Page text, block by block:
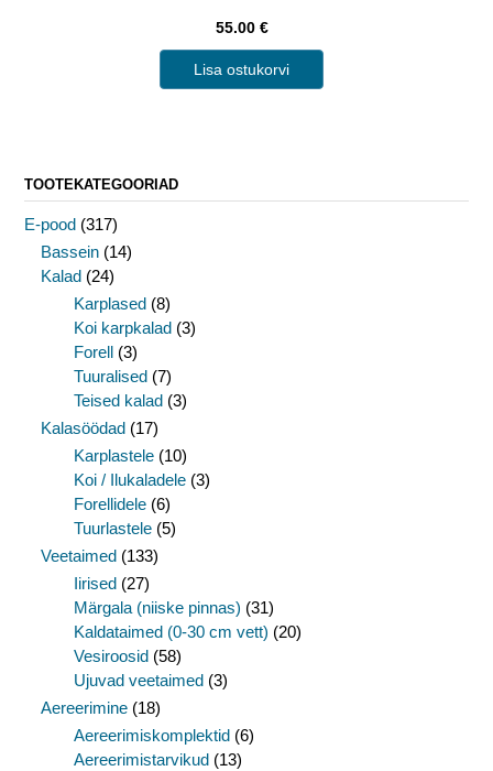
55.00 €
Lisa ostukorvi
TOOTEKATEGOORIAD
E-pood (317)
Bassein (14)
Kalad (24)
Karplased (8)
Koi karpkalad (3)
Forell (3)
Tuuralised (7)
Teised kalad (3)
Kalasöödad (17)
Karplastele (10)
Koi / Ilukaladele (3)
Forellidele (6)
Tuurlastele (5)
Veetaimed (133)
Iirised (27)
Märgala (niiske pinnas) (31)
Kaldataimed (0-30 cm vett) (20)
Vesiroosid (58)
Ujuvad veetaimed (3)
Aereerimine (18)
Aereerimiskomplektid (6)
Aereerimistarvikud (13)